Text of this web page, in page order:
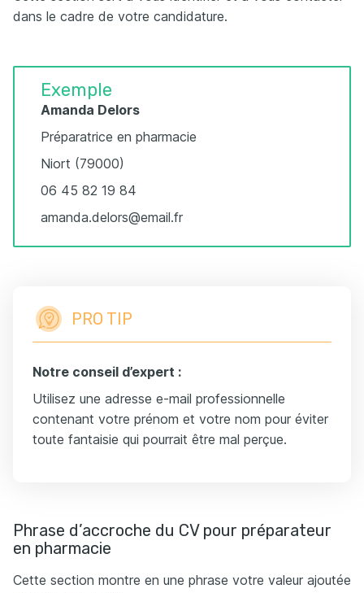
dans le cadre de votre candidature.
Exemple
Amanda Delors
Préparatrice en pharmacie
Niort (79000)
06 45 82 19 84
amanda.delors@email.fr
PRO TIP
Notre conseil d’expert :
Utilisez une adresse e-mail professionnelle
contenant votre prénom et votre nom pour éviter
toute fantaisie qui pourrait être mal perçue.
Phrase d’accroche du CV pour préparateur
en pharmacie
Cette section montre en une phrase votre valeur ajoutée